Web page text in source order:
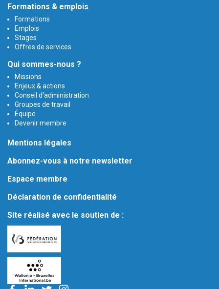
Formations & emplois
Formations
Emplois
Stages
Offres de services
Qui sommes-nous ?
Missions
Enjeux & actions
Conseil d'administration
Groupes de travail
Équipe
Devenir membre
Mentions légales
Abonnez-vous à notre newsletter
Espace membre
Déclaration de confidentialité
Site réalisé avec le soutien de :